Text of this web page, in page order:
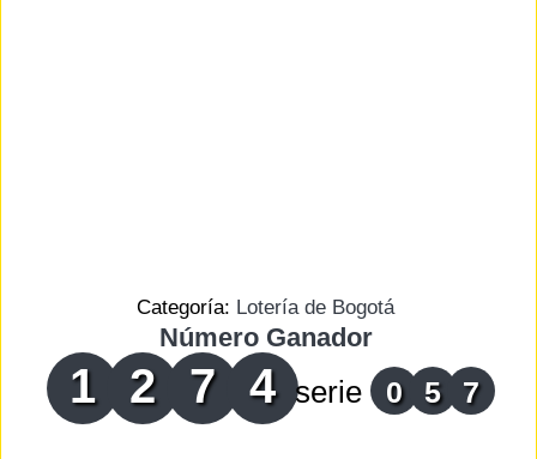
Categoría: Lotería de Bogotá
Número Ganador
1 2 7 4 serie 0 5 7